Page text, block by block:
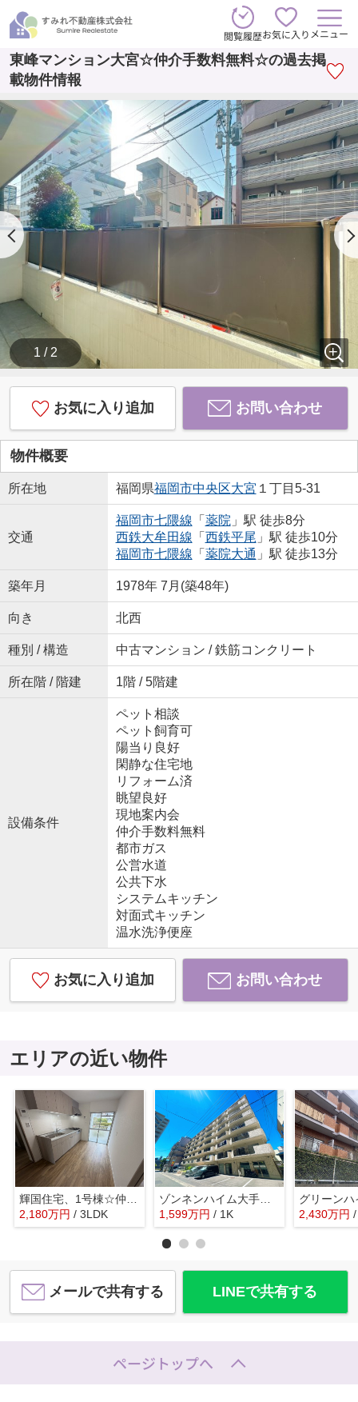
閲覧履歴お気に入り メニュー
東峰マンション大宮☆仲介手数料無料☆の過去掲
載物件情報
1 / 2
お気に入り追加 お問い合わせ
物件概要
所在地 福岡県福岡市中央区大宮 １丁目5-31
交通
福岡市七隈線 「 薬院 」駅 徒歩8分
西鉄大牟田線 「 西鉄平尾 」駅 徒歩10分
福岡市七隈線 「 薬院大通 」駅 徒歩13分
築年月 1978年 7月(築48年)
向き 北西
種別 / 構造 中古マンション / 鉄筋コンクリート
所在階 / 階建 1階 / 5階建
設備条件
ペット相談
ペット飼育可
陽当り良好
閑静な住宅地
リフォーム済
眺望良好
現地案内会
仲介手数料無料
都市ガス
公営水道
公共下水
システムキッチン
対面式キッチン
温水洗浄便座
お気に入り追加 お問い合わせ
エリアの近い物件
2,180万円 / 3LDK
ゾンネンハイム大手門☆仲介手数料無料☆
1,599万円 / 1K 2,430万円
メールで共有する LINEで共有する
ページトップへ